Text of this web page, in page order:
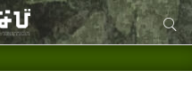
内検索
サイト内検索